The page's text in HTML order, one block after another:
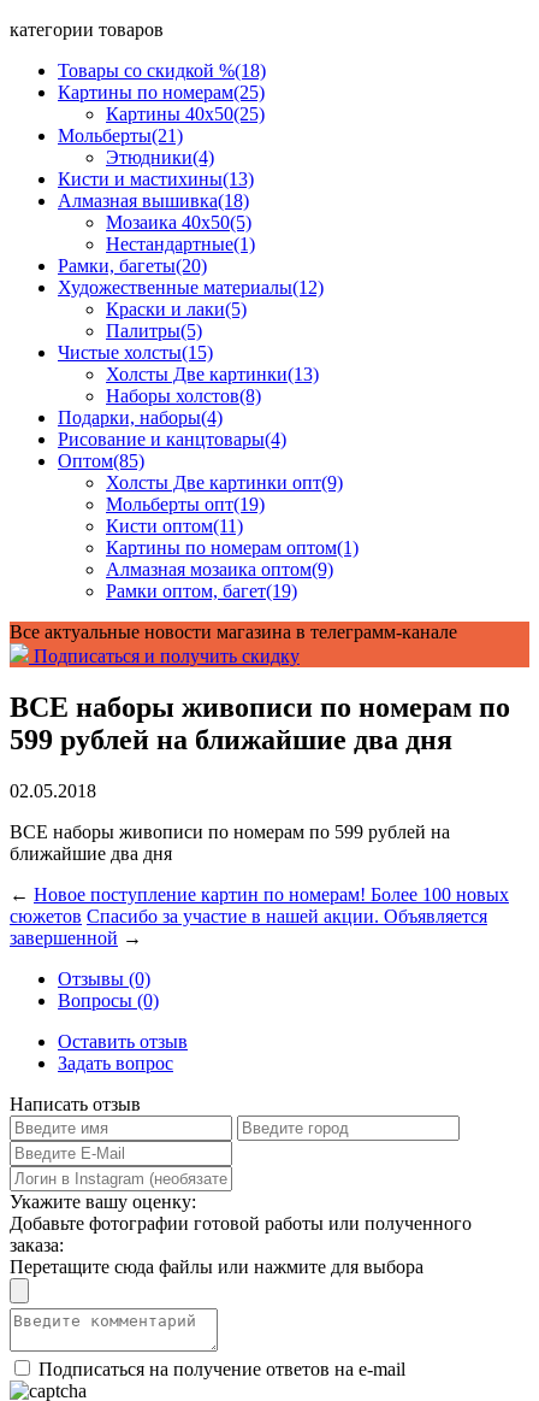
категории товаров
Товары со скидкой %(18)
Картины по номерам(25)
Картины 40x50(25)
Мольберты(21)
Этюдники(4)
Кисти и мастихины(13)
Алмазная вышивка(18)
Мозаика 40x50(5)
Нестандартные(1)
Рамки, багеты(20)
Художественные материалы(12)
Краски и лаки(5)
Палитры(5)
Чистые холсты(15)
Холсты Две картинки(13)
Наборы холстов(8)
Подарки, наборы(4)
Рисование и канцтовары(4)
Оптом(85)
Холсты Две картинки опт(9)
Мольберты опт(19)
Кисти оптом(11)
Картины по номерам оптом(1)
Алмазная мозаика оптом(9)
Рамки оптом, багет(19)
Все актуальные новости магазина в телеграмм-канале
Подписаться и получить скидку
ВСЕ наборы живописи по номерам по
599 рублей на ближайшие два дня
02.05.2018
ВСЕ наборы живописи по номерам по 599 рублей на
ближайшие два дня
← Новое поступление картин по номерам! Более 100 новых
сюжетов Спасибо за участие в нашей акции. Объявляется
завершенной →
Отзывы (0)
Вопросы (0)
Оставить отзыв
Задать вопрос
Написать отзыв
Укажите вашу оценку:
Добавьте фотографии готовой работы или полученного
заказа:
Перетащите сюда файлы или нажмите для выбора
Подписаться на получение ответов на e-mail